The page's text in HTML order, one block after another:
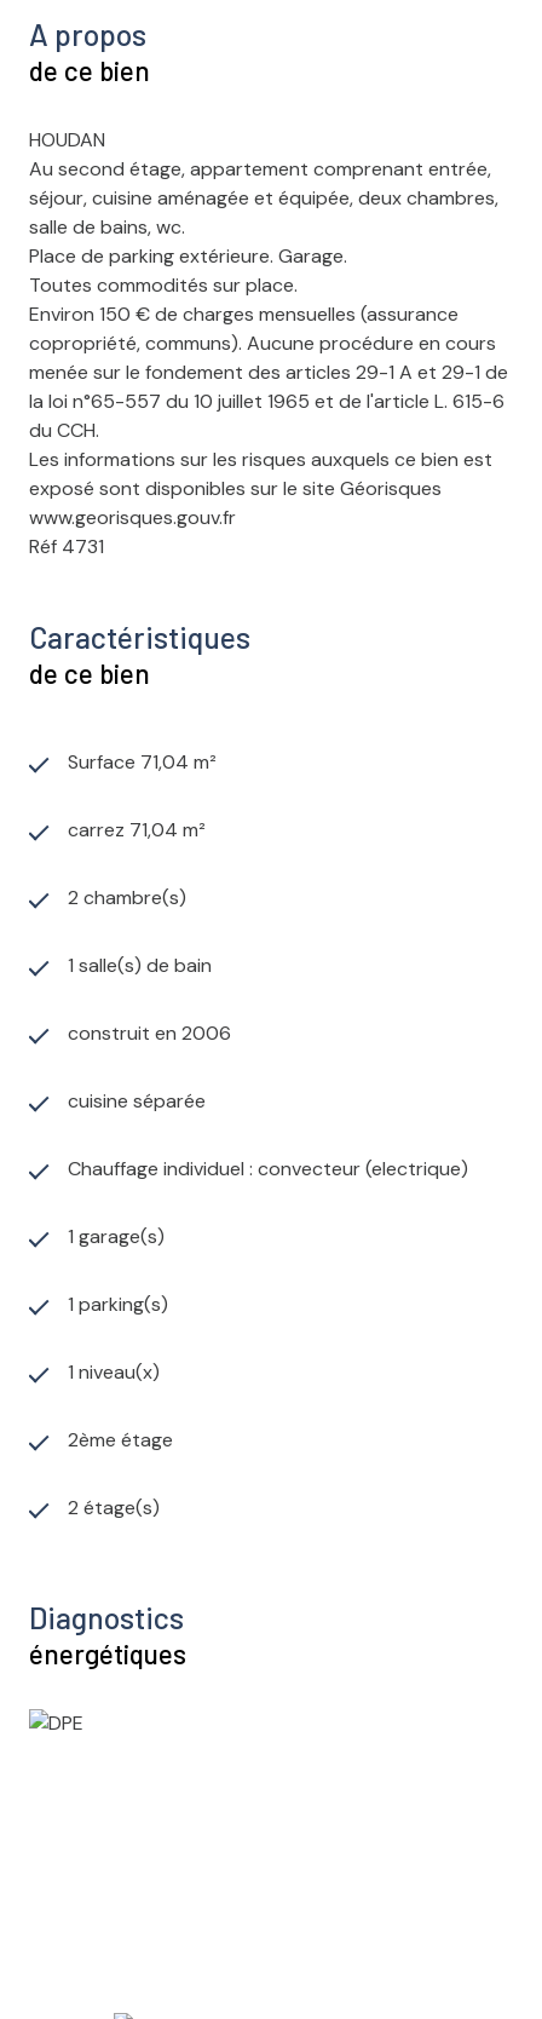
A propos
de ce bien
HOUDAN
Au second étage, appartement comprenant entrée,
séjour, cuisine aménagée et équipée, deux chambres,
salle de bains, wc.
Place de parking extérieure. Garage.
Toutes commodités sur place.
Environ 150 € de charges mensuelles (assurance
copropriété, communs). Aucune procédure en cours
menée sur le fondement des articles 29-1 A et 29-1 de
la loi n°65-557 du 10 juillet 1965 et de l'article L. 615-6
du CCH.
Les informations sur les risques auxquels ce bien est
exposé sont disponibles sur le site Géorisques
www.georisques.gouv.fr
Réf 4731
Caractéristiques
de ce bien
Surface 71,04 m²
carrez 71,04 m²
2 chambre(s)
1 salle(s) de bain
construit en 2006
cuisine séparée
Chauffage individuel : convecteur (electrique)
1 garage(s)
1 parking(s)
1 niveau(x)
2ème étage
2 étage(s)
Diagnostics
énergétiques